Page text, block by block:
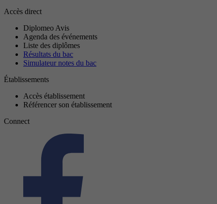
Accès direct
Diplomeo Avis
Agenda des événements
Liste des diplômes
Résultats du bac
Simulateur notes du bac
Établissements
Accès établissement
Référencer son établissement
Connect